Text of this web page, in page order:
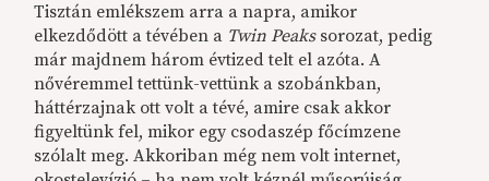
Tisztán emlékszem arra a napra, amikor
elkezdődött a tévében a Twin Peakssorozat, pedig
már majdnem három évtized telt el azóta. A
nővéremmel tettünk-vettünk a szobánkban,
háttérzajnak ott volt a tévé, amire csak akkor
figyeltünk fel, mikor egy csodaszép főcímzene
szólalt meg. Akkoriban még nem volt internet,